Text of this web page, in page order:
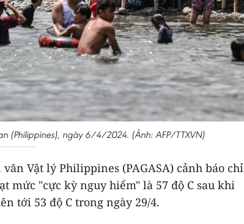
(Philippines), ngày 6/4/2024. (Ảnh: AFP/TTXVN)
Vật lý Philippines (PAGASA) cảnh báo chỉ
mức "cực kỳ nguy hiểm" là 57 độ C sau khi
tới 53 độ C trong ngày 29/4.